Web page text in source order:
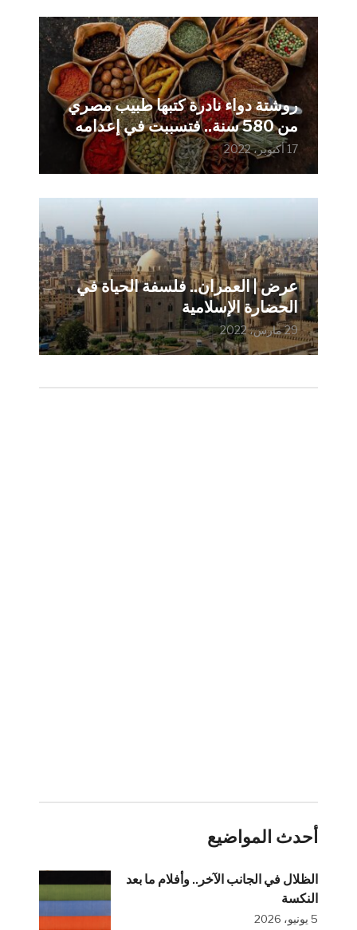
روشتة دواء نادرة كتبها طبيب مصري
من 580 سنة.. فتسببت في إعدامه
17 أكتوبر، 2022
عرض | العمران.. فلسفة الحياة في
الحضارة الإسلامية
29 مارس، 2022
أحدث المواضيع
الظلال في الجانب الآخر.. وأفلام ما بعد
النكسة
5 يونيو، 2026